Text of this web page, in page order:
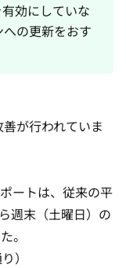
効にしていな
の更新をおす
が行われていま
ートは、従来の平
週末（土曜日）の
。
）